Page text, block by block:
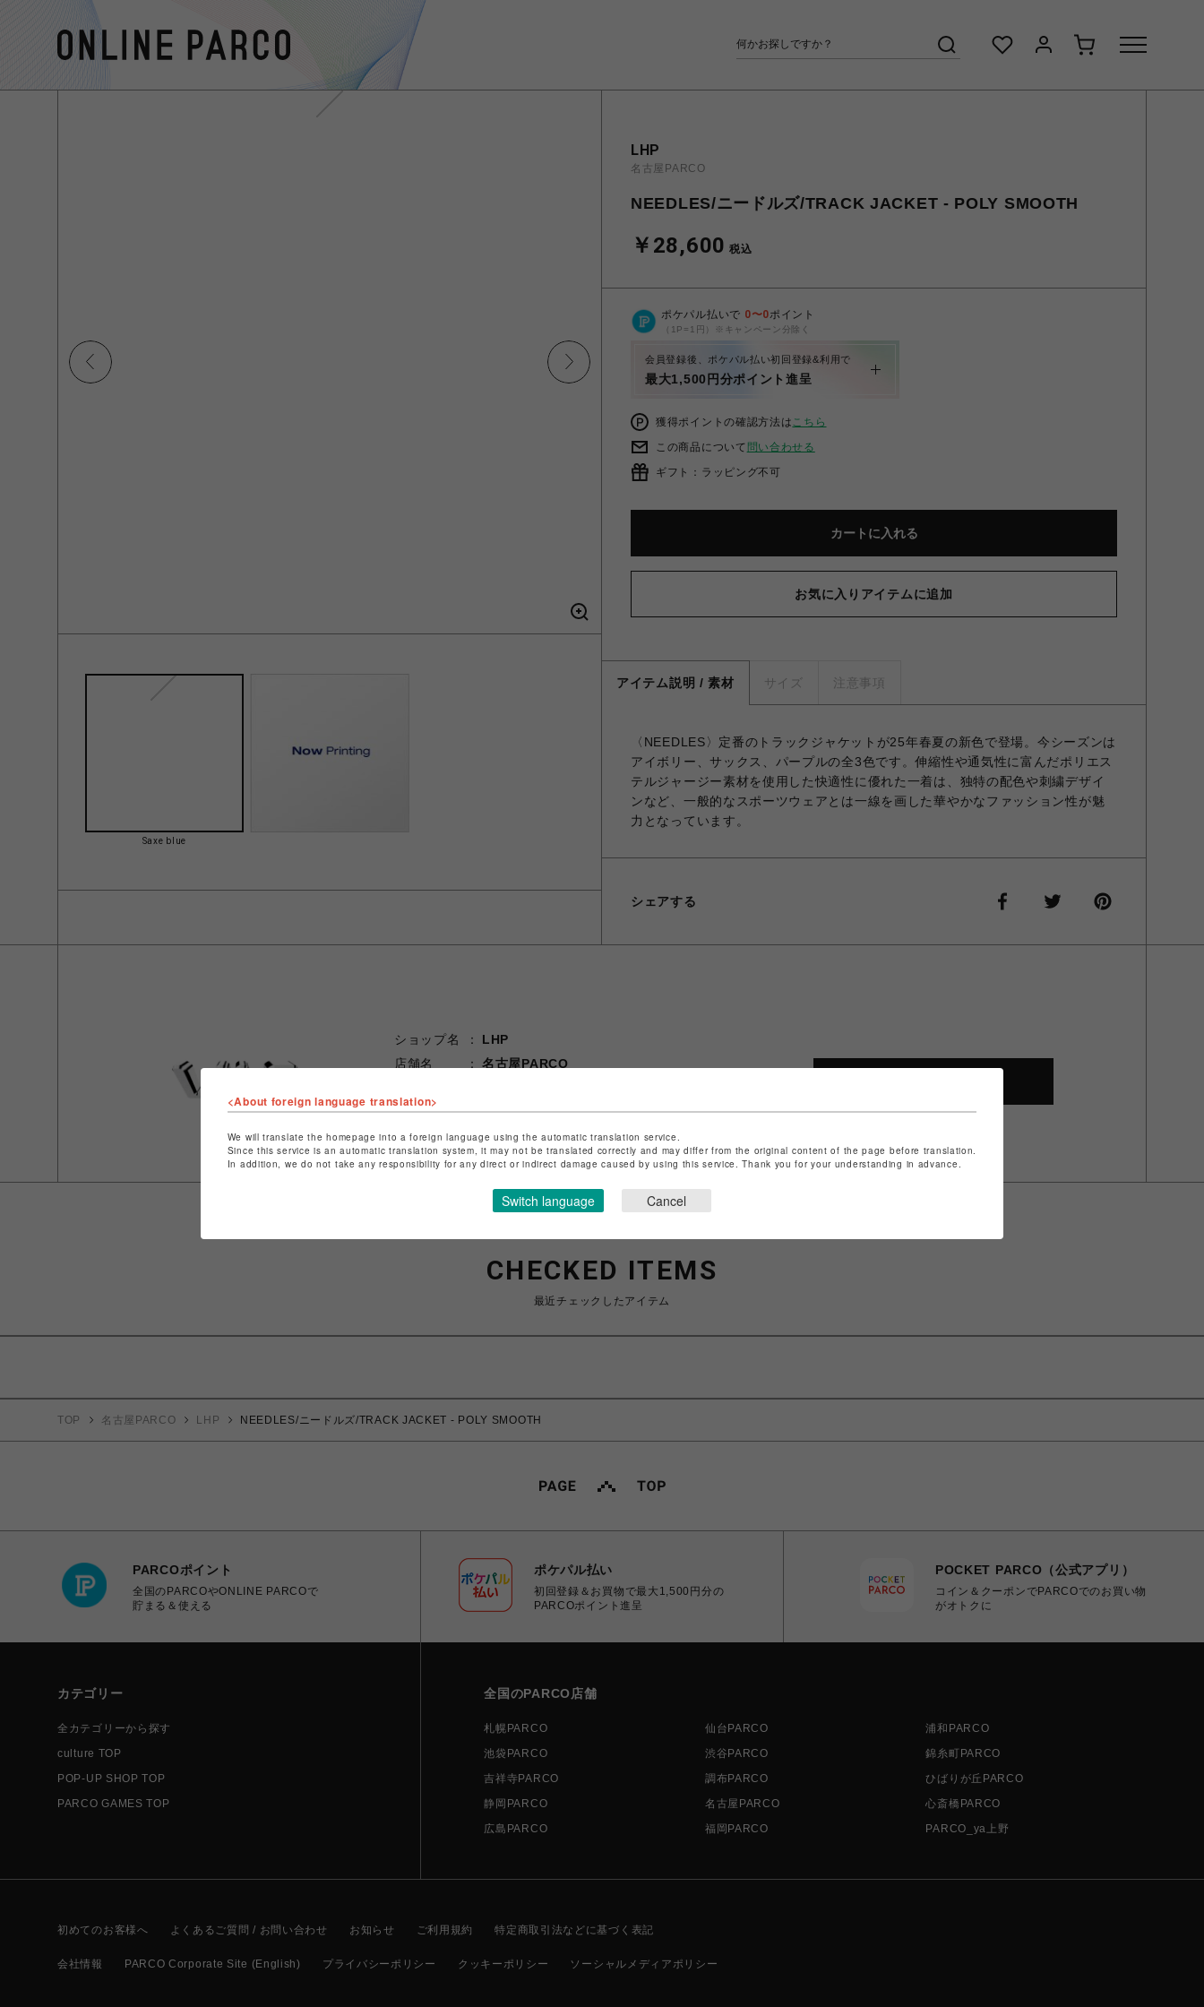
Saxe blue
LHP
名古屋PARCO
NEEDLES/ニードルズ/TRACK JACKET - POLY SMOOTH
￥28,600 税込
ポケパル払いで 0〜0ポイント
（1P=1円）※キャンペーン分除く
会員登録後、ポケパル払い初回登録&利用で
最大1,500円分ポイント進呈
獲得ポイントの確認方法はこちら
この商品について 問い合わせる
ギフト：ラッピング不可
カートに入れる
お気に入りアイテムに追加
アイテム説明 / 素材 サイズ 注意事項
〈NEEDLES〉定番のトラックジャケットが25年春夏の新色で登場。今シーズンは
アイボリー、サックス、パープルの全3色です。伸縮性や通気性に富んだポリエス
テルジャージー素材を使用した快適性に優れた一着は、独特の配色や刺繍デザイ
ンなど、一般的なスポーツウェアとは一線を画した華やかなファッション性が魅
力となっています。
シェアする
ショップ名
LHP
店舗名
名古屋PARCO
特定商取引法など法令に基づく表記は
CHECKED ITEMS
最近チェックしたアイテム
TOP 名古屋PARCO LHP NEEDLES/ニードルズ/TRACK JACKET - POLY SMOOTH
PARCOポイント
全国のPARCOやONLINE PARCOで
貯まる＆使える
ポケパル払い
初回登録＆お買物で最大1,500円分の
PARCOポイント進呈
POCKET PARCO（公式アプリ）
コイン＆クーポンでPARCOでのお買い物
がオトクに
カテゴリー
全カテゴリーから探す
culture TOP
POP-UP SHOP TOP
PARCO GAMES TOP
全国のPARCO店舗
札幌PARCO 仙台PARCO
浦和PARCO
池袋PARCO
渋谷PARCO
錦糸町PARCO
吉祥寺PARCO
調布PARCO
ひばりが丘PARCO
静岡PARCO
名古屋PARCO
心斎橋PARCO
広島PARCO
福岡PARCO PARCO_ya上野
初めてのお客様へ よくあるご質問 / お問い合わせ お知らせ ご利用規約 特定商取引法などに基づく表記
会社情報 PARCO Corporate Site (English) プライバシーポリシー クッキーポリシー ソーシャルメディアポリシー
<About foreign language translation>
We will translate the homepage into a foreign language using the automatic translation service.
Since this service is an automatic translation system, it may not be translated correctly and may differ from the original content of the page before translation.
In addition, we do not take any responsibility for any direct or indirect damage caused by using this service. Thank you for your understanding in advance.
Switch language Cancel